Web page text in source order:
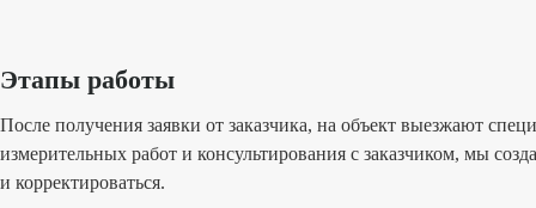
Rinnai
Viessmann
Цены
Контакты
Этапы работы
После получения заявки от заказчика, на объект выезжают
измерительных работ и консультирования с заказчиком, мы
и корректироваться.